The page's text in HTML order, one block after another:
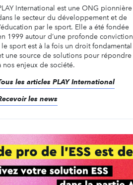
International est une ONG pionnière
le secteur du développement et de
l’éducation par le sport. Elle a été fondée
1999 autour d’une profonde conviction
le sport est à la fois un droit fondamental
une source de solutions pour répondre
nos enjeux de société.
les articles PLAY International
les news